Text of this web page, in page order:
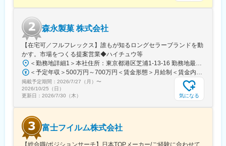
◎幅広い事業を武器に総合提案ができる
日本工営グループのインフラ事業・エネルギー・都市空間を横断
し、顧客の課題に応じて、研究開発や技術者の知見を束ねたワン
ストップ提案が可能です。
■配属：
・日本工営株式会社へ出向（各支店）
・本社：東京都千代田区麹町5-4
・建設コンサルタント業
変更の範囲：会社の定める業務
森永製菓 株式会社
【在宅可／フルフレックス】誰もが知るロングセラーブランドを動
かす。市場をつくる提案営業◆ハイチュウ等
＜勤務地詳細1＞本社住所：東京都港区芝浦1-13-16 勤務地最寄駅：JR、都営三田、都営浅草線／田町、三田駅受動喫煙対策：屋内全面禁煙＜勤務地詳細2＞中部支店住所：名古屋市東区徳川1-15-30 勤務地最寄駅：名古屋市営地下鉄桜通線／高岳駅受動喫煙対策：屋内喫煙可能場所あり＜勤務地詳細3＞関西支店住所：尼崎市上坂部1-1-1 勤務地最寄駅：JR線／塚口駅受動喫煙対策：屋内全面禁煙変更の範囲：会社の定める事業所（リモートワーク含む）
＜予定年収＞500万円～700万円＜賃金形態＞月給制＜賃金内訳＞月額（基本給）：240,000円～320,000円＜月給＞240,000円～320,000円＜昇給有無＞有＜残業手当＞有＜給与補足＞■昇給：年1回（4月）■賞与：年2回（6月、12月）賃金はあくまでも目安の金額であり、選考を通じて上下する可能性があります。月給(月額)は固定手当を含めた表記です。
掲載予定期間： 2026/7/27（月） 〜
2026/10/25（日）
更新日： 2026/7/30（木） 気になる
富士フイルム株式会社